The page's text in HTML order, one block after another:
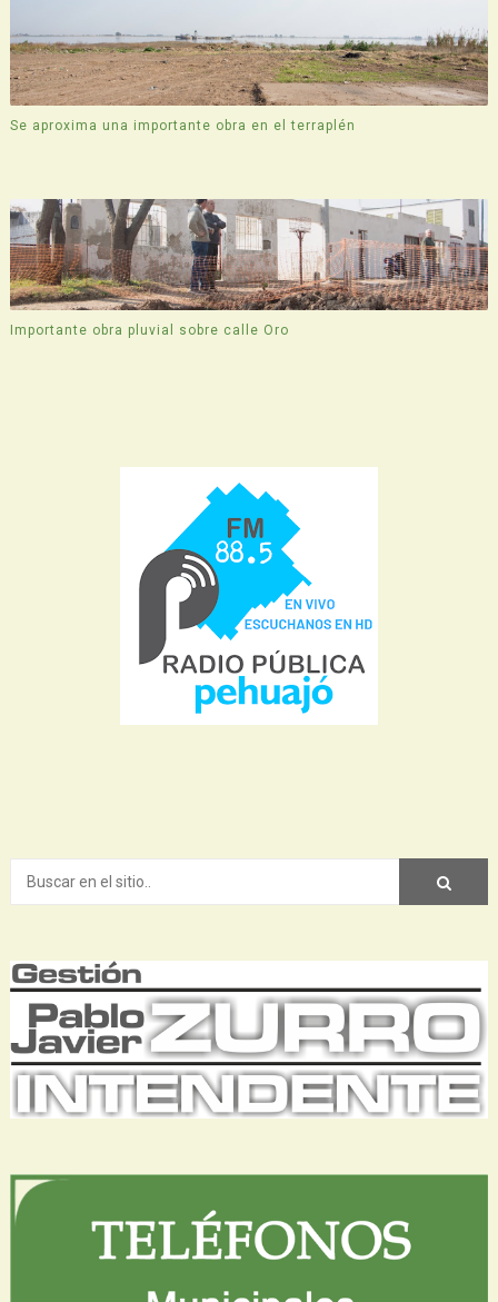
Se aproxima una importante obra en el terraplén
Importante obra pluvial sobre calle Oro